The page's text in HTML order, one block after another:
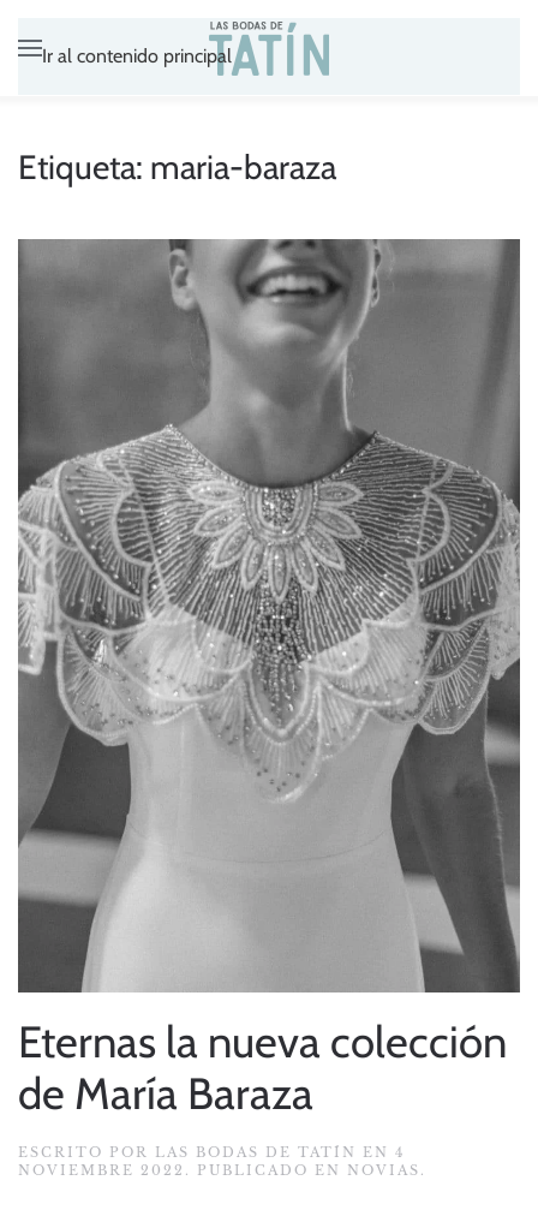
Ir al contenido principal
Etiqueta: maria-baraza
Eternas la nueva colección
de María Baraza
ESCRITO POR LAS BODAS DE TATÍN EN 4
NOVIEMBRE 2022 . PUBLICADO EN NOVIAS .